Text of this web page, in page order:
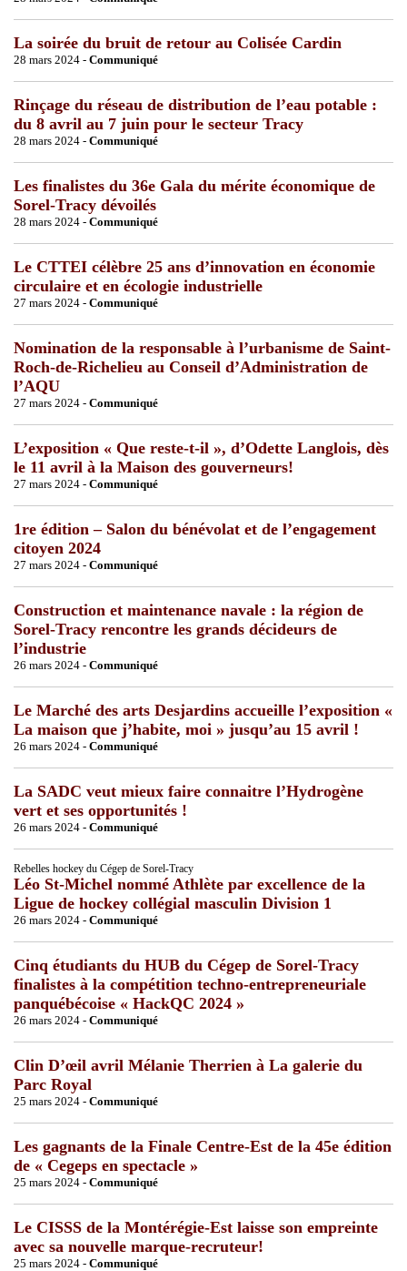
La soirée du bruit de retour au Colisée Cardin
28 mars 2024 - Communiqué
Rinçage du réseau de distribution de l’eau potable :
du 8 avril au 7 juin pour le secteur Tracy
28 mars 2024 - Communiqué
Les finalistes du 36e Gala du mérite économique de
Sorel-Tracy dévoilés
28 mars 2024 - Communiqué
Le CTTEI célèbre 25 ans d’innovation en économie
circulaire et en écologie industrielle
27 mars 2024 - Communiqué
Nomination de la responsable à l’urbanisme de Saint-
Roch-de-Richelieu au Conseil d’Administration de
l’AQU
27 mars 2024 - Communiqué
L’exposition « Que reste-t-il », d’Odette Langlois, dès
le 11 avril à la Maison des gouverneurs!
27 mars 2024 - Communiqué
1re édition – Salon du bénévolat et de l’engagement
citoyen 2024
27 mars 2024 - Communiqué
Construction et maintenance navale : la région de
Sorel-Tracy rencontre les grands décideurs de
l’industrie
26 mars 2024 - Communiqué
Le Marché des arts Desjardins accueille l’exposition «
La maison que j’habite, moi » jusqu’au 15 avril !
26 mars 2024 - Communiqué
La SADC veut mieux faire connaitre l’Hydrogène
vert et ses opportunités !
26 mars 2024 - Communiqué
Rebelles hockey du Cégep de Sorel-Tracy
Léo St-Michel nommé Athlète par excellence de la
Ligue de hockey collégial masculin Division 1
26 mars 2024 - Communiqué
Cinq étudiants du HUB du Cégep de Sorel-Tracy
finalistes à la compétition techno-entrepreneuriale
panquébécoise « HackQC 2024 »
26 mars 2024 - Communiqué
Clin D’œil avril Mélanie Therrien à La galerie du
Parc Royal
25 mars 2024 - Communiqué
Les gagnants de la Finale Centre-Est de la 45e édition
de « Cegeps en spectacle »
25 mars 2024 - Communiqué
Le CISSS de la Montérégie-Est laisse son empreinte
avec sa nouvelle marque-recruteur!
25 mars 2024 - Communiqué